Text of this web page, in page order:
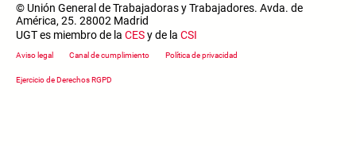
© Unión General de Trabajadoras y Trabajadores. Avda. de
América, 25. 28002 Madrid
UGT es miembro de la CESy de la CSI
Footer menu
Aviso legal Canal de cumplimiento Política de privacidad
Ejercicio de Derechos RGPD